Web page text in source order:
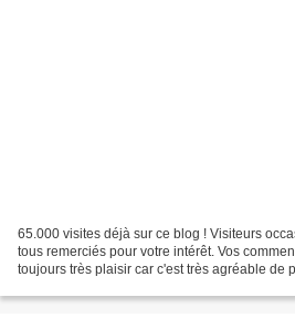
65.000 visites déjà sur ce blog ! Visiteurs
tous remerciés pour votre intérêt. Vos
toujours très plaisir car c'est très agréable de